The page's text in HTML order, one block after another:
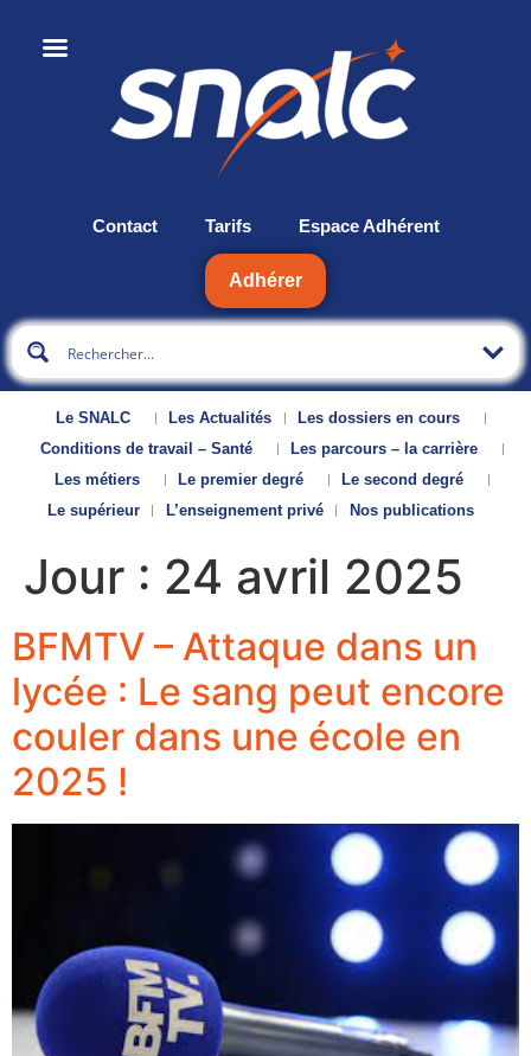
Contact Tarifs Espace Adhérent
Adhérer
Le SNALC Les Actualités
Les dossiers en cours
Conditions de travail – Santé
Les parcours – la carrière
Les métiers
Le premier degré
Le second degré
Le supérieur
L’enseignement privé Nos publications
Jour : 24 avril 2025
BFMTV – Attaque dans un
lycée : Le sang peut encore
couler dans une école en
2025 !